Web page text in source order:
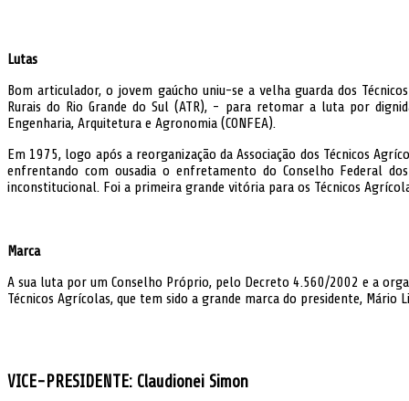
Lutas
Bom articulador, o jovem gaúcho uniu-se a velha guarda dos
Rurais do Rio Grande do Sul (ATR), - para retomar a luta por
Engenharia, Arquitetura e Agronomia (CONFEA).
Em 1975, logo após a reorganização da Associação dos Técnicos
enfrentando com ousadia o enfretamento do Conselho Federal
inconstitucional. Foi a primeira grande vitória para os Técnicos
Marca
A sua luta por um Conselho Próprio, pelo Decreto 4.560/2002 e a
Técnicos Agrícolas, que tem sido a grande marca do presidente, Mário
VICE-PRESIDENTE: Claudionei Simon